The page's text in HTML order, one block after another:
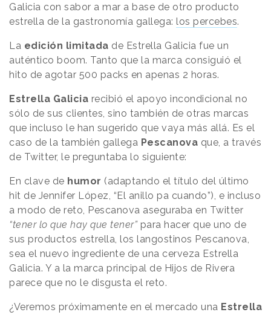
Galicia con sabor a mar a base de otro producto
estrella de la gastronomía gallega: los percebes.
La edición limitada de Estrella Galicia fue un
auténtico boom. Tanto que la marca consiguió el
hito de agotar 500 packs en apenas 2 horas.
Estrella Galicia recibió el apoyo incondicional no
sólo de sus clientes, sino también de otras marcas
que incluso le han sugerido que vaya más allá. Es el
caso de la también gallega Pescanova que, a través
de Twitter, le preguntaba lo siguiente:
En clave de humor (adaptando el título del último
hit de Jennifer López, “El anillo pa cuando”), e incluso
a modo de reto, Pescanova aseguraba en Twitter
“tener lo que hay que tener”para hacer que uno de
sus productos estrella, los langostinos Pescanova,
sea el nuevo ingrediente de una cerveza Estrella
Galicia. Y a la marca principal de Hijos de Rivera
parece que no le disgusta el reto.
¿Veremos próximamente en el mercado una Estrella